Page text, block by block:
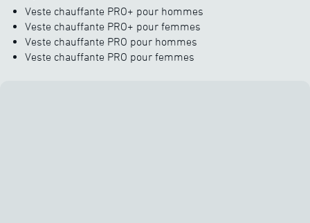
Veste chauffante PRO+ pour hommes
Veste chauffante PRO+ pour femmes
Veste chauffante PRO pour hommes
Veste chauffante PRO pour femmes